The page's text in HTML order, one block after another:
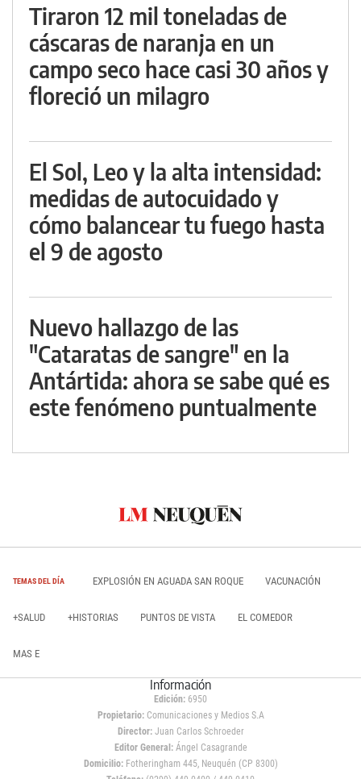
Tiraron 12 mil toneladas de
cáscaras de naranja en un
campo seco hace casi 30 años y
floreció un milagro
El Sol, Leo y la alta intensidad:
medidas de autocuidado y
cómo balancear tu fuego hasta
el 9 de agosto
Nuevo hallazgo de las
"Cataratas de sangre" en la
Antártida: ahora se sabe qué es
este fenómeno puntualmente
TEMAS DEL DÍA EXPLOSIÓN EN AGUADA SAN ROQUE VACUNACIÓN
+SALUD +HISTORIAS PUNTOS DE VISTA EL COMEDOR
MAS E
Información
Edición: 6950
Propietario:Comunicaciones y Medios S.A
Director: Juan Carlos Schroeder
Editor General:Ángel Casagrande
Domicilio:Fotheringham 445, Neuquén (CP 8300)